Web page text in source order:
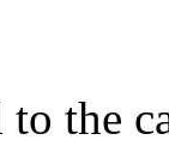
to the